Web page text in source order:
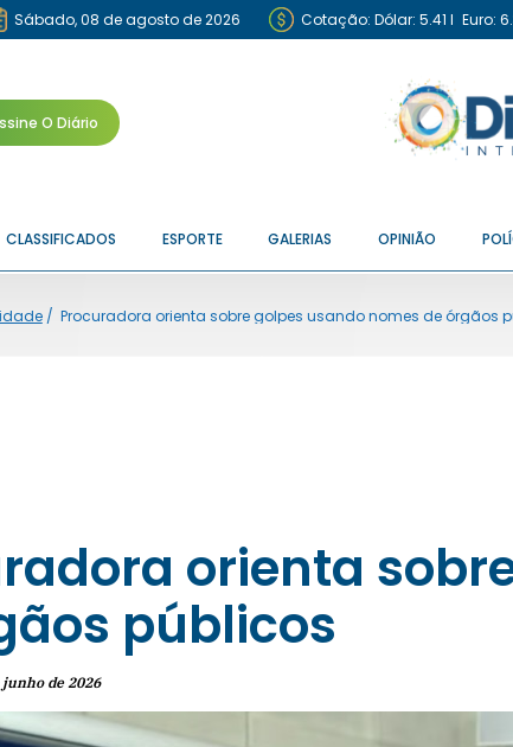
Sábado, 08 de agosto de 2026 Cotação: Dólar: 5.41 I Euro:
O Diário
CLASSIFICADOS ESPORTE GALERIAS OPINIÃO
/ Procuradora orienta sobre golpes usando nomes de órgãos
orienta
públicos
junho de 2026